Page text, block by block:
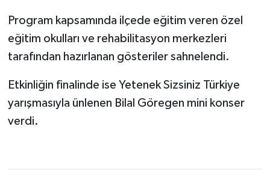
Program kapsamında ilçede eğitim veren özel
eğitim okulları ve rehabilitasyon merkezleri
tarafından hazırlanan gösteriler sahnelendi.
Etkinliğin finalinde ise Yetenek Sizsiniz Türkiye
yarışmasıyla ünlenen Bilal Göregen mini konser
verdi.